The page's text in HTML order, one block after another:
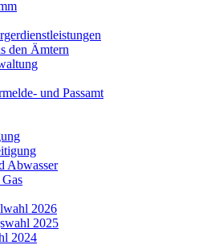
den Ämtern
und Passamt
Abwasser
2026
2025
2024